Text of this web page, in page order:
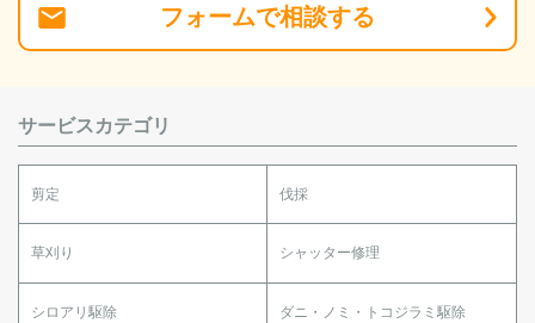
フォームで相談する
サービスカテゴリ
剪定 伐採
草刈り シャッター修理
シロアリ駆除 ダニ・ノミ・トコジラミ駆除